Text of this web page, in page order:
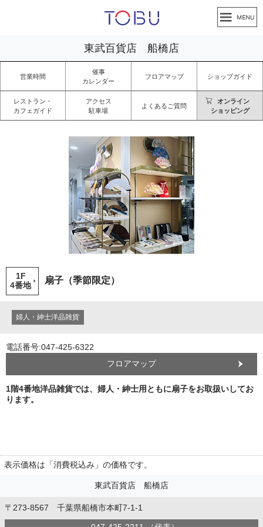
東武百貨店 船橋店
営業時間
催事
カレンダー
フロアマップ ショップガイド
レストラン・
カフェガイド
アクセス
駐車場
よくあるご質問
オンライン
ショッピング
1F
4番地
扇子（季節限定）
婦人・紳士洋品雑貨
電話番号:047-425-6322
フロアマップ
1階4番地洋品雑貨では、婦人・紳士用ともに扇子をお取扱いしてお
ります。
表示価格は「消費税込み」の価格です。
東武百貨店 船橋店
〒273-8567 千葉県船橋市本町7-1-1